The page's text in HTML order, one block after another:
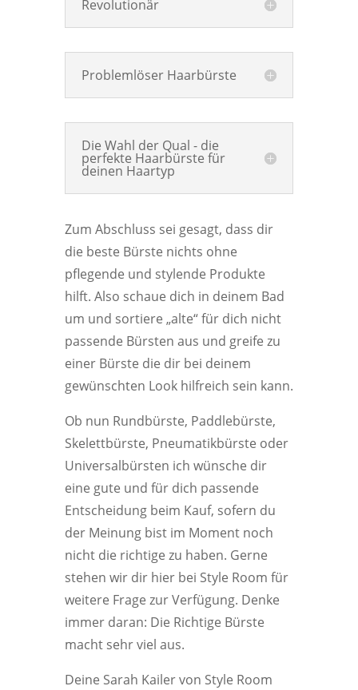
Revolutionär
Problemlöser Haarbürste
Die Wahl der Qual - die
perfekte Haarbürste für
deinen Haartyp
Zum Abschluss sei gesagt, dass dir
die beste Bürste nichts ohne
pflegende und stylende Produkte
hilft. Also schaue dich in deinem Bad
um und sortiere „alte“ für dich nicht
passende Bürsten aus und greife zu
einer Bürste die dir bei deinem
gewünschten Look hilfreich sein kann.
Ob nun Rundbürste, Paddlebürste,
Skelettbürste, Pneumatikbürste oder
Universalbürsten ich wünsche dir
eine gute und für dich passende
Entscheidung beim Kauf, sofern du
der Meinung bist im Moment noch
nicht die richtige zu haben. Gerne
stehen wir dir hier bei Style Room für
weitere Frage zur Verfügung. Denke
immer daran: Die Richtige Bürste
macht sehr viel aus.
Deine Sarah Kailer von Style Room